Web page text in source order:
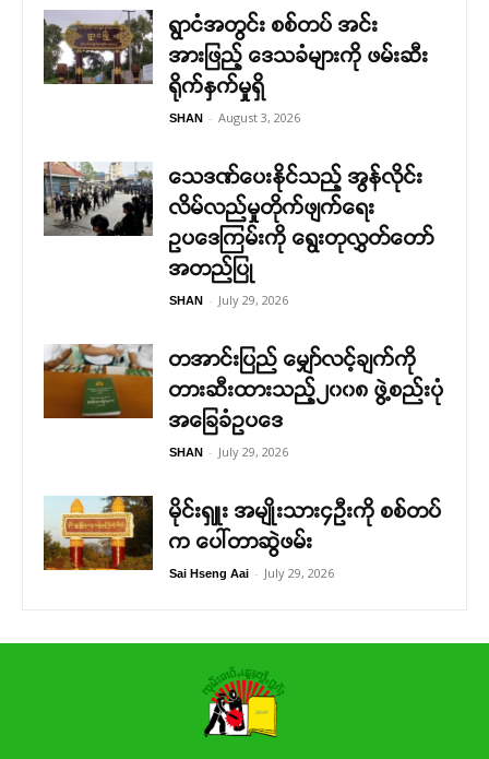
ရွာငံအတွင်း စစ်တပ် အင်း
အားဖြည့် ဒေသခံများကို ဖမ်းဆီး
ရိုက်နှက်မှုရှိ
SHAN - August 3, 2026
သေဒဏ်ပေးနိုင်သည့် အွန်လိုင်း
လိမ်လည်မှုတိုက်ဖျက်ရေး
ဥပဒေကြမ်းကို ရွေးတုလွှတ်တော်
အတည်ပြု
SHAN - July 29, 2026
တအာင်းပြည် မျှော်လင့်ချက်ကို
တားဆီးထားသည့်၂၀၀၈ ဖွဲ့စည်းပုံ
အခြေခံဥပဒေ
SHAN - July 29, 2026
မိုင်းရှူး အမျိုးသား၄ဉီးကို စစ်တပ်
က ပေါ်တာဆွဲဖမ်း
Sai Hseng Aai - July 29, 2026